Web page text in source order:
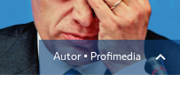
Autor ▪ Profimedia